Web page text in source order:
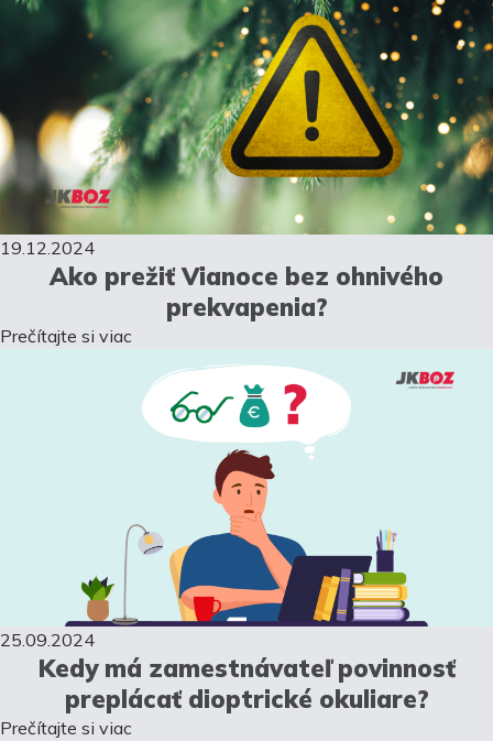
19.12.2024
Ako prežiť Vianoce bez ohnivého
prekvapenia?
Prečítajte si viac
25.09.2024
Kedy má zamestnávateľ povinnosť
preplácať dioptrické okuliare?
Prečítajte si viac